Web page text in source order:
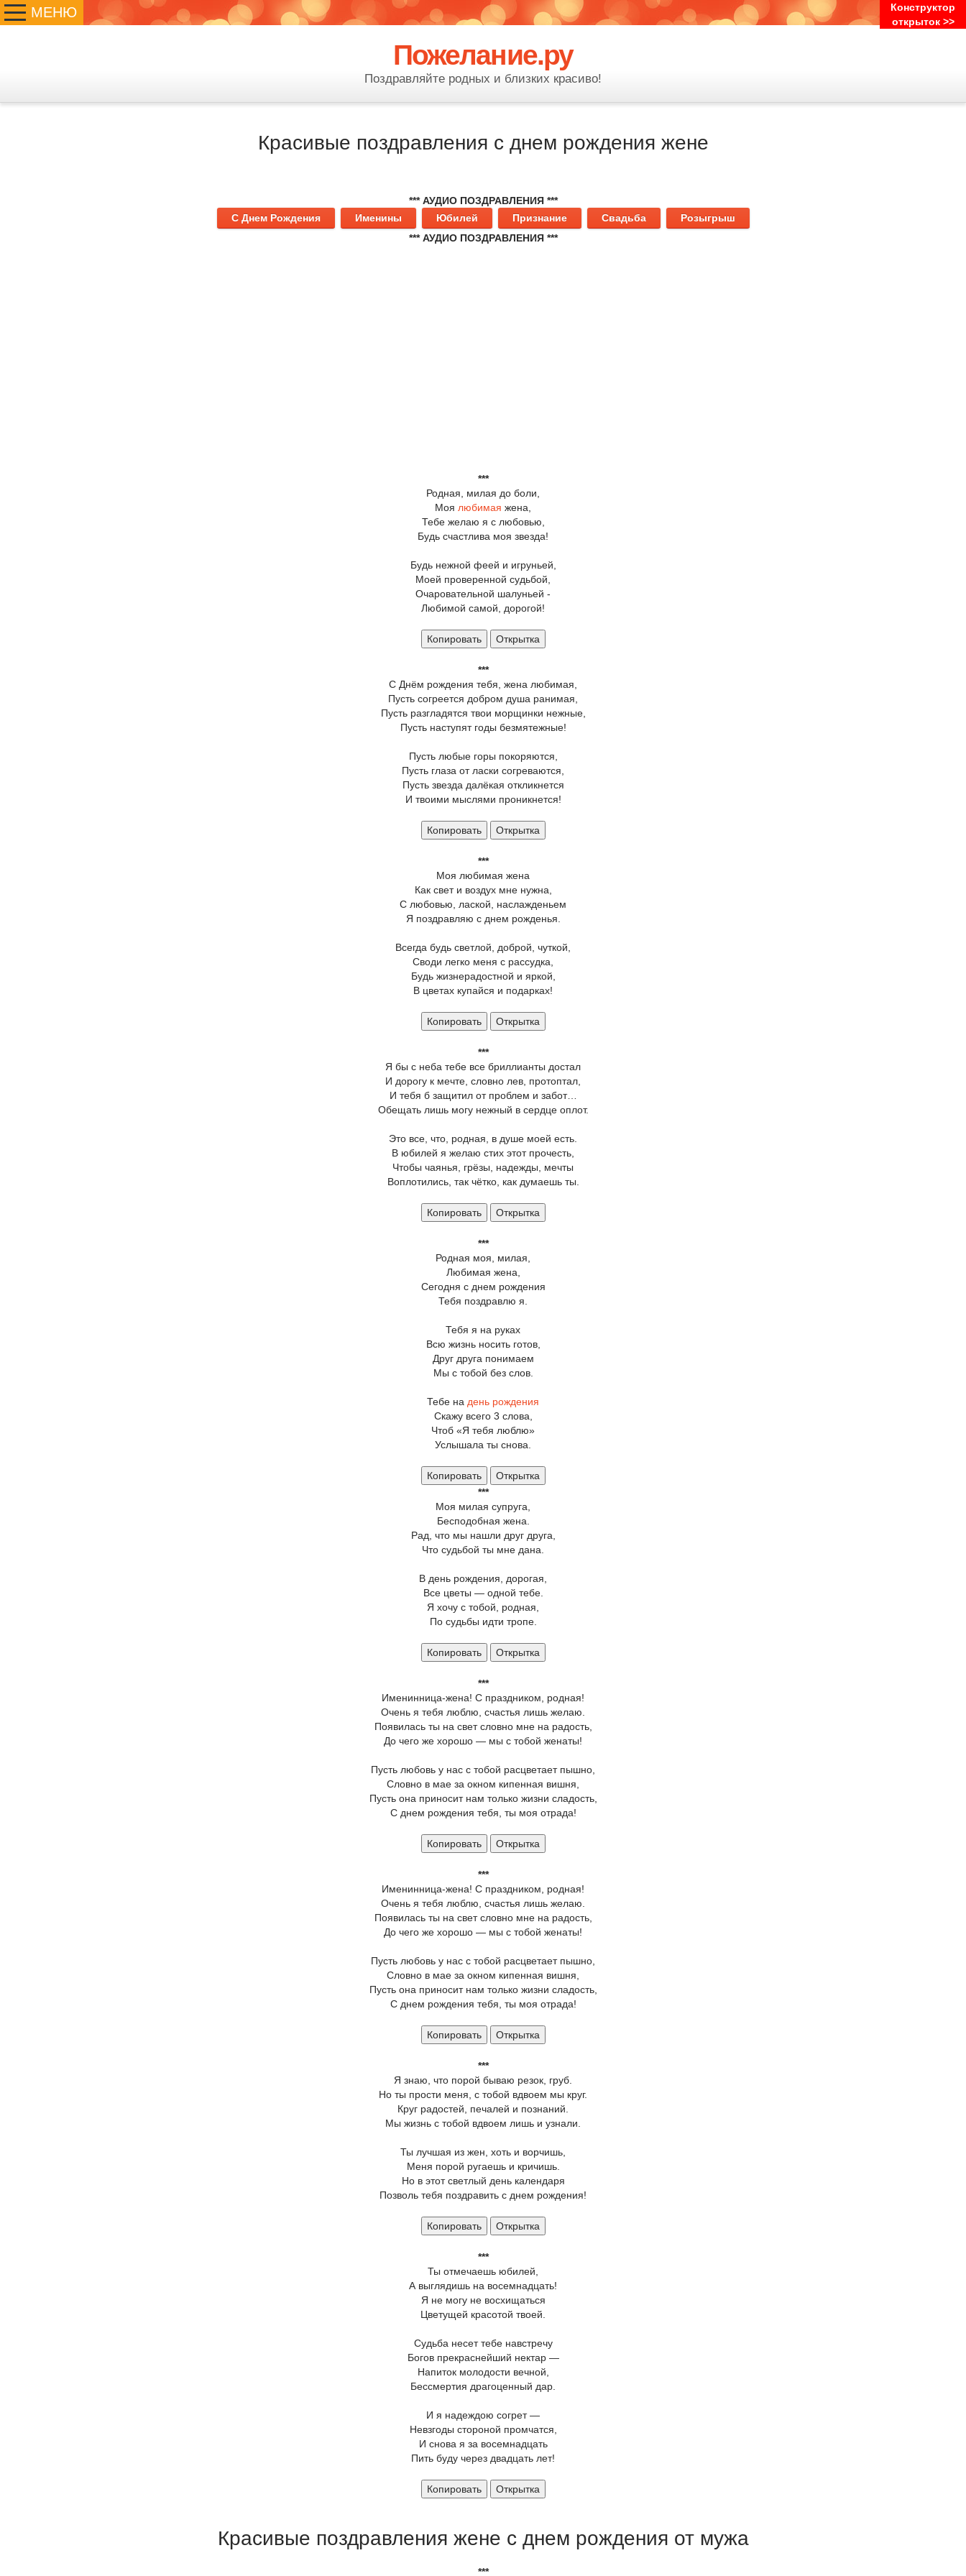
Конструктор
открыток >>
МЕНЮ
Пожелание.ру
Поздравляйте родных и близких красиво!
Красивые поздравления с днем рождения жене
*** АУДИО ПОЗДРАВЛЕНИЯ ***
С Днем Рождения
Именины Юбилей Признание Свадьба
Розыгрыш
*** АУДИО ПОЗДРАВЛЕНИЯ ***
***
Родная, милая до боли,
Моя любимая жена,
Тебе желаю я с любовью,
Будь счастлива моя звезда!
Будь нежной феей и игруньей,
Моей проверенной судьбой,
Очаровательной шалуньей -
Любимой самой, дорогой!
Копировать Открытка
***
С Днём рождения тебя, жена любимая,
Пусть согреется добром душа ранимая,
Пусть разгладятся твои морщинки нежные,
Пусть наступят годы безмятежные!
Пусть любые горы покоряются,
Пусть глаза от ласки согреваются,
Пусть звезда далёкая откликнется
И твоими мыслями проникнется!
Копировать Открытка
***
Моя любимая жена
Как свет и воздух мне нужна,
С любовью, лаской, наслажденьем
Я поздравляю с днем рожденья.
Всегда будь светлой, доброй, чуткой,
Своди легко меня с рассудка,
Будь жизнерадостной и яркой,
В цветах купайся и подарках!
Копировать Открытка
***
Я бы с неба тебе все бриллианты достал
И дорогу к мечте, словно лев, протоптал,
И тебя б защитил от проблем и забот…
Обещать лишь могу нежный в сердце оплот.
Это все, что, родная, в душе моей есть.
В юбилей я желаю стих этот прочесть,
Чтобы чаянья, грёзы, надежды, мечты
Воплотились, так чётко, как думаешь ты.
Копировать Открытка
***
Родная моя, милая,
Любимая жена,
Сегодня с днем рождения
Тебя поздравлю я.
Тебя я на руках
Всю жизнь носить готов,
Друг друга понимаем
Мы с тобой без слов.
Тебе на день рождения
Скажу всего 3 слова,
Чтоб «Я тебя люблю»
Услышала ты снова.
Копировать
Открытка
***
Моя милая супруга,
Бесподобная жена.
Рад, что мы нашли друг друга,
Что судьбой ты мне дана.
В день рождения, дорогая,
Все цветы — одной тебе.
Я хочу с тобой, родная,
По судьбы идти тропе.
Копировать Открытка
***
Именинница-жена! С праздником, родная!
Очень я тебя люблю, счастья лишь желаю.
Появилась ты на свет словно мне на радость,
До чего же хорошо — мы с тобой женаты!
Пусть любовь у нас с тобой расцветает пышно,
Словно в мае за окном кипенная вишня,
Пусть она приносит нам только жизни сладость,
С днем рождения тебя, ты моя отрада!
Копировать Открытка
***
Именинница-жена! С праздником, родная!
Очень я тебя люблю, счастья лишь желаю.
Появилась ты на свет словно мне на радость,
До чего же хорошо — мы с тобой женаты!
Пусть любовь у нас с тобой расцветает пышно,
Словно в мае за окном кипенная вишня,
Пусть она приносит нам только жизни сладость,
С днем рождения тебя, ты моя отрада!
Копировать Открытка
***
Я знаю, что порой бываю резок, груб.
Но ты прости меня, с тобой вдвоем мы круг.
Круг радостей, печалей и познаний.
Мы жизнь с тобой вдвоем лишь и узнали.
Ты лучшая из жен, хоть и ворчишь,
Меня порой ругаешь и кричишь.
Но в этот светлый день календаря
Позволь тебя поздравить с днем рождения!
Копировать Открытка
***
Ты отмечаешь юбилей,
А выглядишь на восемнадцать!
Я не могу не восхищаться
Цветущей красотой твоей.
Судьба несет тебе навстречу
Богов прекраснейший нектар —
Напиток молодости вечной,
Бессмертия драгоценный дар.
И я надеждою согрет —
Невзгоды стороной промчатся,
И снова я за восемнадцать
Пить буду через двадцать лет!
Копировать Открытка
Красивые поздравления жене с днем рождения от мужа
***